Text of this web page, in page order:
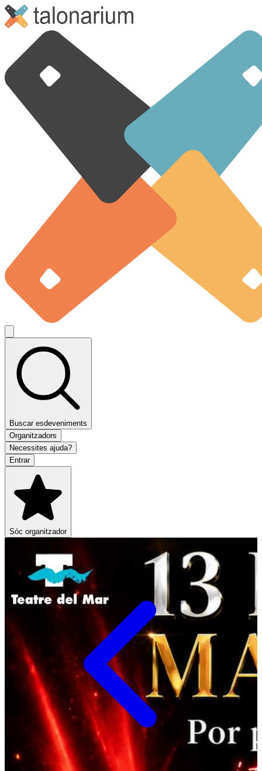
Buscar esdeveniments
Organitzadors
Necessites ajuda?
Entrar
Sóc organitzador